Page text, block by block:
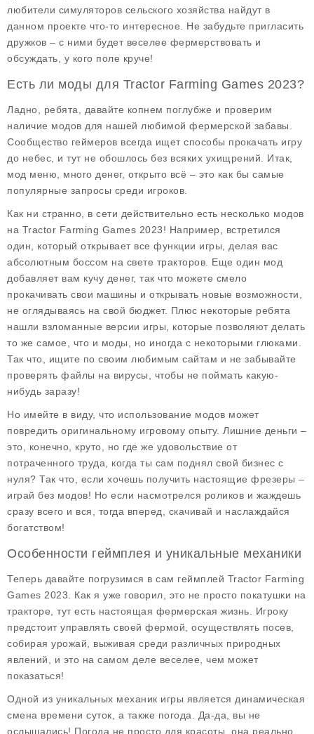
любители симуляторов сельского хозяйства найдут в
данном проекте что-то интересное. Не забудьте пригласить
дружков – с ними будет веселее фермерствовать и
обсуждать, у кого поле круче!
Есть ли моды для Tractor Farming Games 2023?
Ладно, ребята, давайте копнем поглубже и проверим
наличие модов для нашей любимой фермерской забавы.
Сообщество геймеров всегда ищет способы прокачать игру
до небес, и тут не обошлось без всяких ухищрений. Итак,
мод меню, много денег, открыто всё – это как бы самые
популярные запросы среди игроков.
Как ни странно, в сети действительно есть несколько модов
на Tractor Farming Games 2023! Например, встретился
один, который открывает все функции игры, делая вас
абсолютным боссом на свете тракторов. Еще один мод
добавляет вам кучу денег, так что можете смело
прокачивать свои машины и открывать новые возможности,
не оглядываясь на свой бюджет. Плюс некоторые ребята
нашли взломанные версии игры, которые позволяют делать
то же самое, что и моды, но иногда с некоторыми глюками.
Так что, ищите по своим любимым сайтам и не забывайте
проверять файлы на вирусы, чтобы не поймать какую-
нибудь заразу!
Но имейте в виду, что использование модов может
повредить оригинальному игровому опыту. Лишние деньги –
это, конечно, круто, но где же удовольствие от
потраченного труда, когда ты сам поднял свой бизнес с
нуля? Так что, если хочешь получить настоящие фрезеры –
играй без модов! Но если насмотрелся роликов и жаждешь
сразу всего и вся, тогда вперед, скачивай и наслаждайся
богатством!
Особенности геймплея и уникальные механики
Теперь давайте погрузимся в сам геймплей Tractor Farming
Games 2023. Как я уже говорил, это не просто покатушки на
тракторе, тут есть настоящая фермерская жизнь. Игроку
предстоит управлять своей фермой, осуществлять посев,
собирая урожай, выживая среди различных природных
явлений, и это на самом деле веселее, чем может
показаться!
Одной из уникальных механик игры является динамическая
смена времени суток, а также погода. Да-да, вы не
ослышались! Погода не просто для красоты, она реально